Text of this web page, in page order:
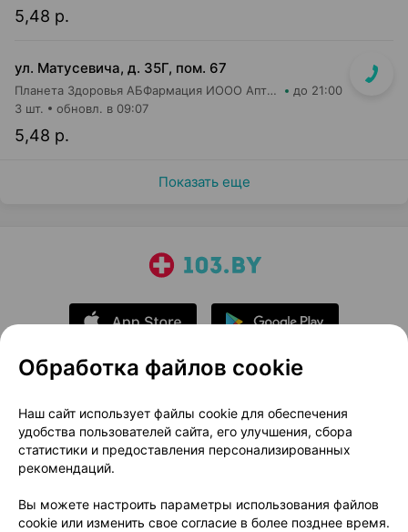
5,48 р.
ул. Матусевича, д. 35Г, пом. 67
Планета Здоровья АБФармация ИООО Аптека №21 до 21:00
5,48 р.
3 шт. обновл. в 09:07
Показать еще
О проекте
Новости проекта
Размещение рекламы
Медицинский маркетинг
Публичный договор
Доставка
Способы оплаты
Вакансии
Партнеры
Обработка файлов cookie
Наш сайт использует файлы cookie для обеспечения
удобства пользователей сайта, его улучшения, сбора
статистики и предоставления персонализированных
рекомендаций.
Вы можете настроить параметры использования файлов
cookie или изменить свое согласие в более позднее время.